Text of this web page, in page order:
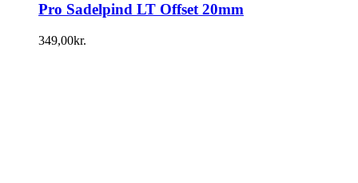
Pro Sadelpind LT Offset 20mm
349,00kr.